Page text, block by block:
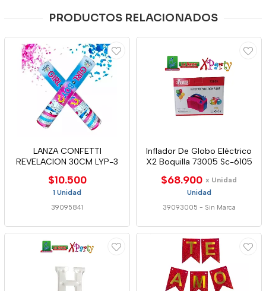
PRODUCTOS RELACIONADOS
LANZA CONFETTI
REVELACION 30CM LYP-3
$10.500
1 Unidad
39095841
Inflador De Globo Eléctrico
X2 Boquilla 73005 Sc-6105
$68.900 x Unidad
Unidad
39093005 - Sin Marca